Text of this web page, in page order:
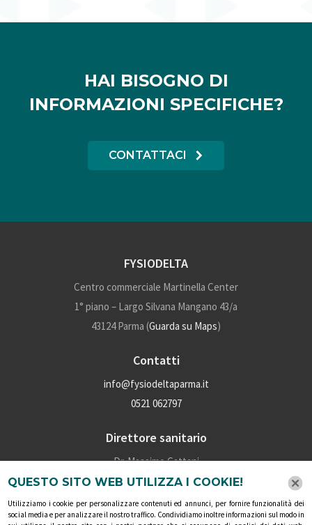
HAI BISOGNO DI
INFORMAZIONI SPECIFICHE?
CONTATTACI
FYSIODELTA
Centro commerciale Martinella Center
1° piano – Largo Silvana Mangano 43/a
43124 Parma (Guarda su Maps)
Contatti
info@fysiodeltaparma.it
0521 062797
Direttore sanitario
Dr. Massimo Cattani
P.iva: 02028160345
Numero iscrizione albo: 4910
QUESTO SITO WEB UTILIZZA I COOKIE!
Utilizziamo i cookie per personalizzare contenuti ed annunci, per fornire funzionalità dei
social media e per analizzare il nostro traffico. Condividiamo inoltre informazioni sul modo in